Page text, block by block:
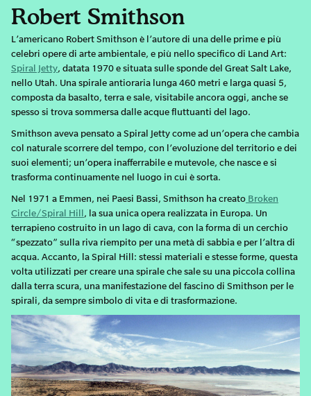
Robert Smithson
L’americano Robert Smithson è l’autore di una delle prime e più
celebri opere di arte ambientale, e più nello specifico di Land Art:
Spiral Jetty, datata 1970 e situata sulle sponde del Great Salt Lake,
nello Utah. Una spirale antioraria lunga 460 metri e larga quasi 5,
composta da basalto, terra e sale, visitabile ancora oggi, anche se
spesso si trova sommersa dalle acque fluttuanti del lago.
Smithson aveva pensato a Spiral Jetty come ad un’opera che cambia
col naturale scorrere del tempo, con l’evoluzione del territorio e dei
suoi elementi; un’opera inafferrabile e mutevole, che nasce e si
trasforma continuamente nel luogo in cui è sorta.
Nel 1971 a Emmen, nei Paesi Bassi, Smithson ha creato Broken
Circle/Spiral Hill , la sua unica opera realizzata in Europa. Un
terrapieno costruito in un lago di cava, con la forma di un cerchio
“spezzato” sulla riva riempito per una metà di sabbia e per l’altra di
acqua. Accanto, la Spiral Hill: stessi materiali e stesse forme, questa
volta utilizzati per creare una spirale che sale su una piccola collina
dalla terra scura, una manifestazione del fascino di Smithson per le
spirali, da sempre simbolo di vita e di trasformazione.